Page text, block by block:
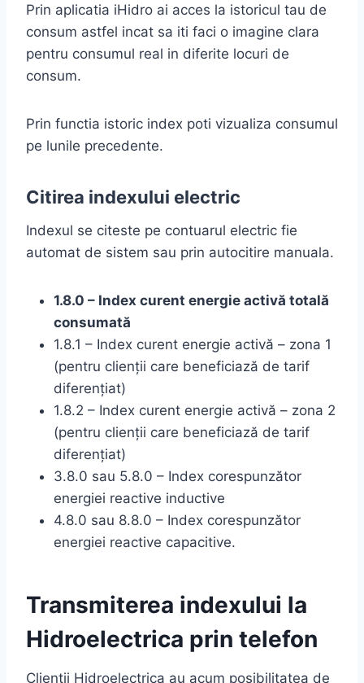
Prin aplicatia iHidro ai acces la istoricul tau de
consum astfel incat sa iti faci o imagine clara
pentru consumul real in diferite locuri de
consum.
Prin functia istoric index poti vizualiza consumul
pe lunile precedente.
Citirea indexului electric
Indexul se citeste pe contuarul electric fie
automat de sistem sau prin autocitire manuala.
1.8.0 – Index curent energie activă totală
consumată
1.8.1 – Index curent energie activă – zona 1
(pentru clienții care beneficiază de tarif
diferenţiat)
1.8.2 – Index curent energie activă – zona 2
(pentru clienții care beneficiază de tarif
diferenţiat)
3.8.0 sau 5.8.0 – Index corespunzător
energiei reactive inductive
4.8.0 sau 8.8.0 – Index corespunzător
energiei reactive capacitive.
Transmiterea indexului la
Hidroelectrica prin telefon
Clienții Hidroelectrica au acum posibilitatea de